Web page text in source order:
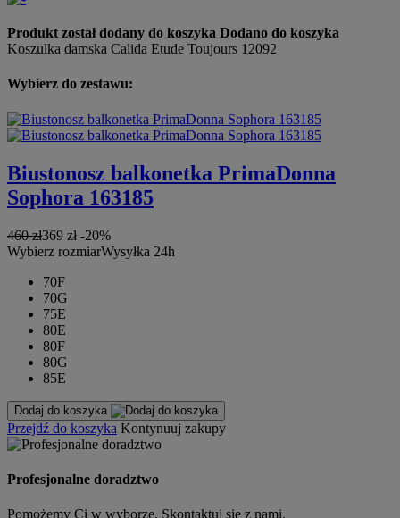
Produkt został dodany do koszyka Dodano do koszyka
Koszulka damska Calida Etude Toujours 12092
Wybierz do zestawu:
Biustonosz balkonetka PrimaDonna
Sophora 163185
460 zł369 zł-20%
Wybierz rozmiarWysyłka 24h
70F
70G
75E
80E
80F
80G
85E
Dodaj do koszyka
Przejdź do koszyka Kontynuuj zakupy
Profesjonalne doradztwo
Pomożemy Ci w wyborze. Skontaktuj się z nami.